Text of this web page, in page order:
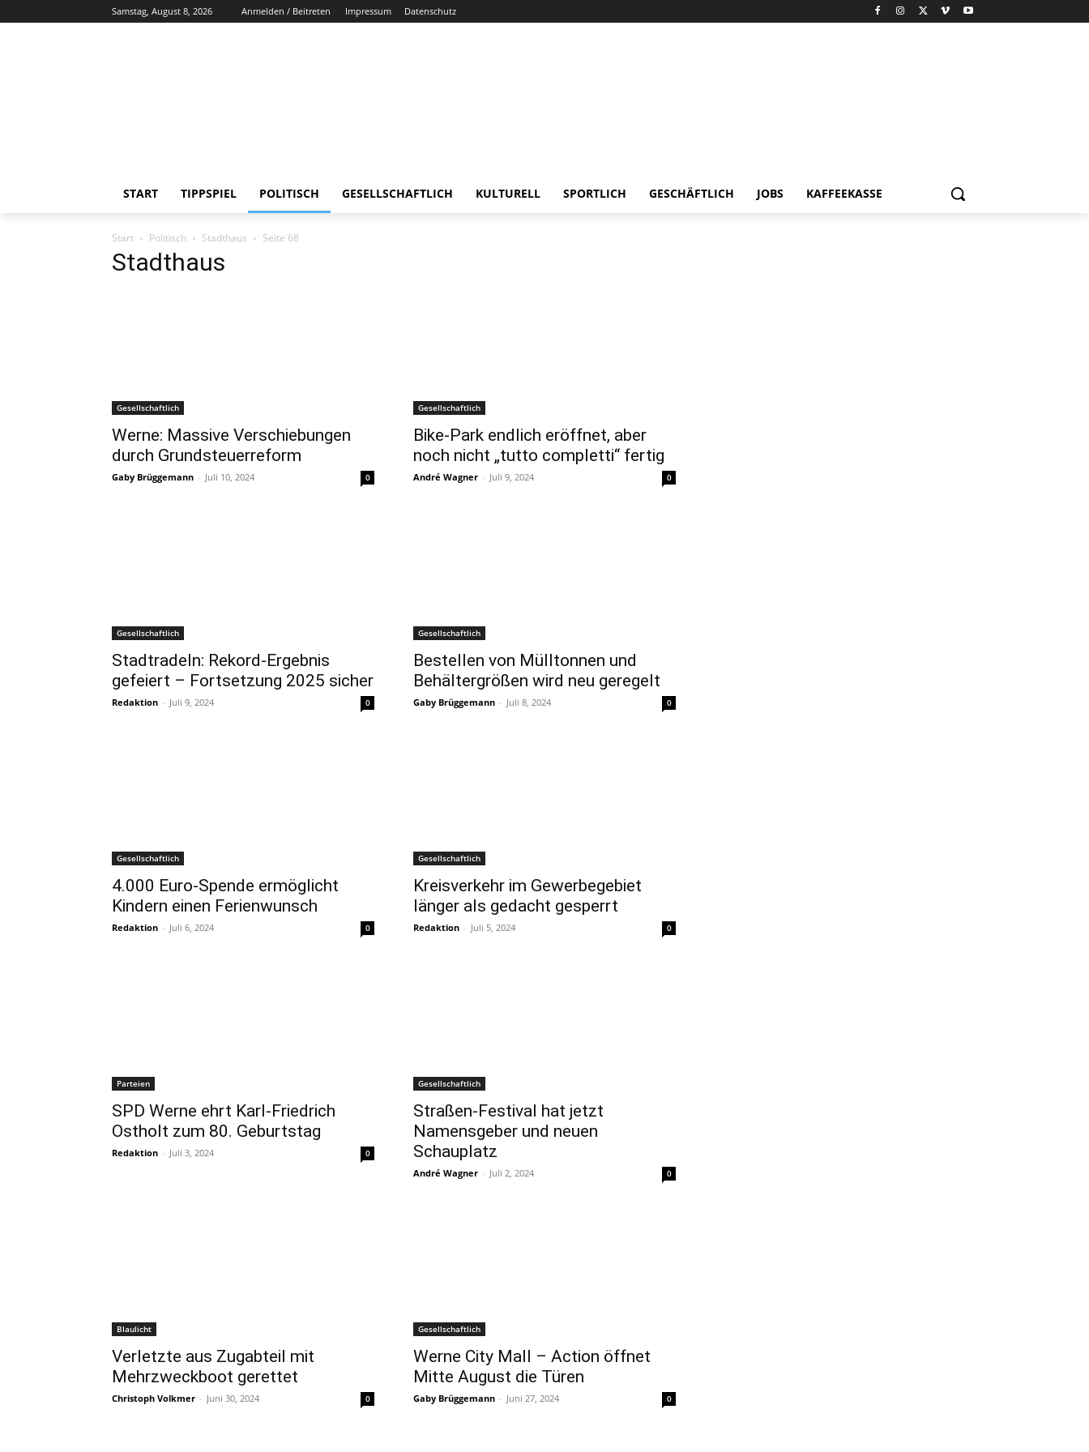
Samstag, August 8, 2026 Anmelden / Beitreten Impressum Datenschutz
START TIPPSPIEL POLITISCH GESELLSCHAFTLICH KULTURELL SPORTLICH GESCHÄFTLICH JOBS KAFFEEKASSE
Start Politisch Stadthaus Seite 68
Stadthaus
Gesellschaftlich
Werne: Massive Verschiebungen
durch Grundsteuerreform
Gaby Brüggemann - Juli 10, 2024 0
Gesellschaftlich
Bike-Park endlich eröffnet, aber
noch nicht „tutto completti“ fertig
André Wagner - Juli 9, 2024 0
Gesellschaftlich
Stadtradeln: Rekord-Ergebnis
gefeiert – Fortsetzung 2025 sicher
Redaktion - Juli 9, 2024 0
Gesellschaftlich
Bestellen von Mülltonnen und
Behältergrößen wird neu geregelt
Gaby Brüggemann - Juli 8, 2024 0
Gesellschaftlich
4.000 Euro-Spende ermöglicht
Kindern einen Ferienwunsch
Redaktion - Juli 6, 2024 0
Gesellschaftlich
Kreisverkehr im Gewerbegebiet
länger als gedacht gesperrt
Redaktion - Juli 5, 2024 0
Parteien
SPD Werne ehrt Karl-Friedrich
Ostholt zum 80. Geburtstag
Redaktion - Juli 3, 2024 0
Gesellschaftlich
Straßen-Festival hat jetzt
Namensgeber und neuen
Schauplatz
André Wagner - Juli 2, 2024 0
Blaulicht
Verletzte aus Zugabteil mit
Mehrzweckboot gerettet
Christoph Volkmer - Juni 30, 2024 0
Gesellschaftlich
Werne City Mall – Action öffnet
Mitte August die Türen
Gaby Brüggemann - Juni 27, 2024 0